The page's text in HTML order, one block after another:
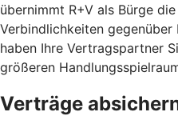
übernimmt R+V als Bürge
Verbindlichkeiten gegenüber
haben Ihre Vertragspartner
größeren
Verträge